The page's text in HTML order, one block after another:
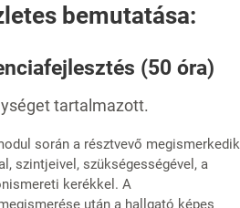
bemutatása:
(50 óra)
tartalmazott.
során a résztvevő megismerkedik
szintjeivel, szükségességével, a
kerékkel. A
után a hallgató képes